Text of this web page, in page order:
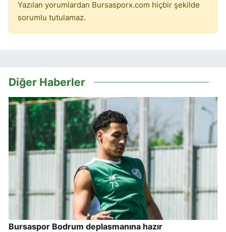
Yazılan yorumlardan Bursasporx.com hiçbir şekilde
sorumlu tutulamaz.
Diğer Haberler
Bursaspor Bodrum deplasmanına hazır